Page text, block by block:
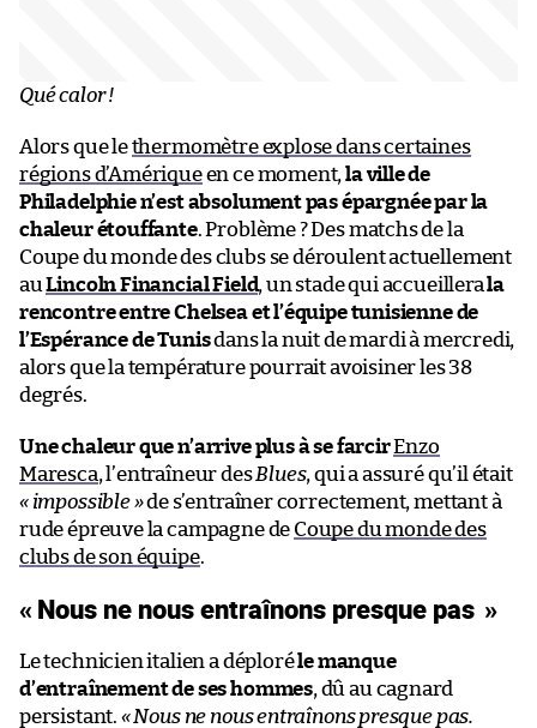
Qué calor !
Alors que lethermomètre explose dans certaines
régions d’Amériqueen ce moment, la ville de
Philadelphie n’est absolument pas épargnée par la
chaleur étouffante. Problème ? Des matchs de la
Coupe du monde des clubs se déroulent actuellement
auLincoln Financial Field, un stade qui accueillerala
rencontre entre Chelsea et l’équipe tunisienne de
l’Espérance de Tunisdans la nuit de mardi à mercredi,
alors que la température pourrait avoisiner les 38
degrés.
Une chaleur que n’arrive plus à se farcirEnzo
Maresca, l’entraîneur desBlues, qui a assuré qu’il était
« impossible »de s’entraîner correctement, mettant à
rude épreuve la campagne de Coupe du monde des
clubs de son équipe.
« Nous ne nous entraînons presque pas »
Le technicien italien a déploréle manque
d’entraînement de ses hommes, dû au cagnard
persistant. « Nous ne nous entraînons presque pas.